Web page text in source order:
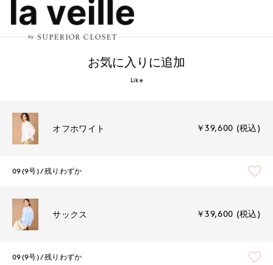
お気に入りに追加
Like
オフホワイト ￥39,600 (税込)
09(9号) 残りわずか
サックス ￥39,600 (税込)
09(9号) 残りわずか